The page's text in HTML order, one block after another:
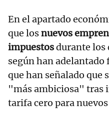
En el apartado
que losnuevos
impuestosdurante los
según han adelantado
que han señalado que
"más ambiciosa" tras
tarifa cero para